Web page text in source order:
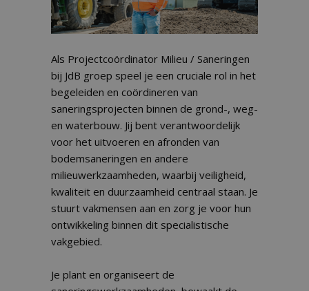
Als Projectcoördinator Milieu / Saneringen
bij JdB groep speel je een cruciale rol in het
begeleiden en coördineren van
saneringsprojecten binnen de grond-, weg-
en waterbouw. Jij bent verantwoordelijk
voor het uitvoeren en afronden van
bodemsaneringen en andere
milieuwerkzaamheden, waarbij veiligheid,
kwaliteit en duurzaamheid centraal staan. Je
stuurt vakmensen aan en zorg je voor hun
ontwikkeling binnen dit specialistische
vakgebied.
Je plant en organiseert de